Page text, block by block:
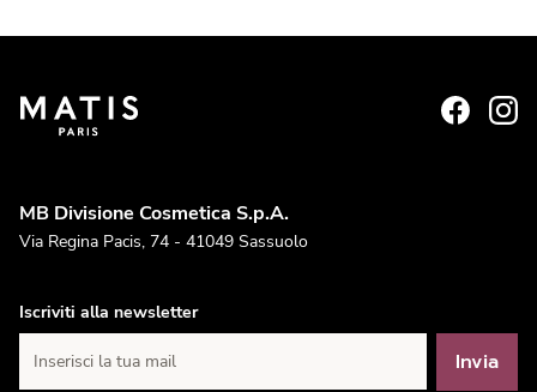
MB Divisione Cosmetica S.p.A.
Via Regina Pacis, 74 - 41049 Sassuolo
Iscriviti alla newsletter
Inserisci la tua mail Invia